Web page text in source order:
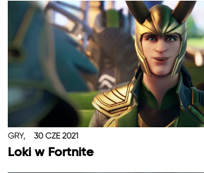
GRY, 30 CZE 2021
Loki w Fortnite